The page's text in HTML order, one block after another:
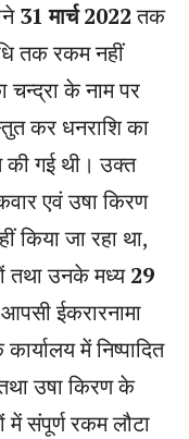
31 मार्च 2022तक
तक रकम नहीं
के नाम पर
कर धनराशि का
की गई थी। उक्त
एवं उषा किरण
किया जा रहा था,
तथा उनके मध्य29
ईकरारनामा
में निष्पादित
उषा किरण के
में संपूर्ण रकम लौटा